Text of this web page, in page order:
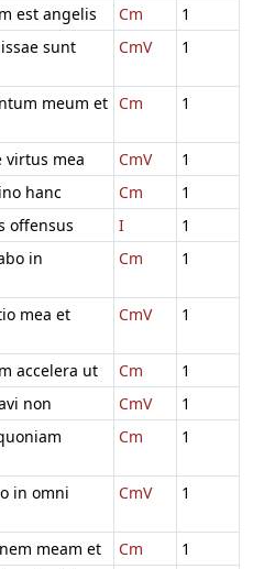
est angelis Cm
1
sunt
CmV 1
meum et Cm 1
virtus mea CmV
1
hanc Cm
1
offensus I
1
in
Cm 1
mea et
CmV 1
accelera ut Cm
1
non CmV
1
Cm 1
in omni
CmV 1
meam et Cm
1